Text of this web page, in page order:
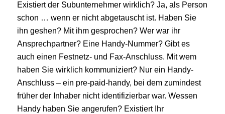
Existiert der Subunternehmer wirklich? Ja, als Person
schon … wenn er nicht abgetauscht ist. Haben Sie
ihn geshen? Mit ihm gesprochen? Wer war ihr
Ansprechpartner? Eine Handy-Nummer? Gibt es
auch einen Festnetz- und Fax-Anschluss. Mit wem
haben Sie wirklich kommuniziert? Nur ein Handy-
Anschluss – ein pre-paid-handy, bei dem zumindest
früher der Inhaber nicht identifizierbar war. Wessen
Handy haben Sie angerufen? Existiert Ihr